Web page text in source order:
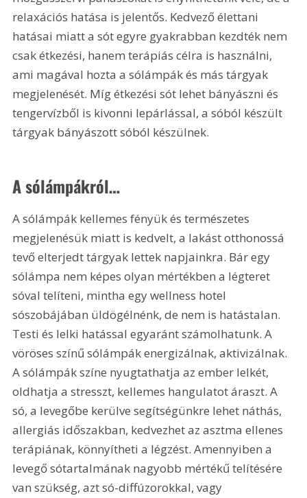
relaxációs hatása is jelentős. Kedvező élettani
hatásai miatt a sót egyre gyakrabban kezdték nem
csak étkezési, hanem terápiás célra is használni,
ami magával hozta a sólámpák és más tárgyak
megjelenését. Míg étkezési sót lehet bányászni és
tengervízből is kivonni lepárlással, a sóból készült
tárgyak bányászott sóból készülnek.
A sólámpákról…
A sólámpák kellemes fényük és természetes
megjelenésük miatt is kedvelt, a lakást otthonossá
tevő elterjedt tárgyak lettek napjainkra. Bár egy
sólámpa nem képes olyan mértékben a légteret
sóval telíteni, mintha egy wellness hotel
sószobájában üldögélnénk, de nem is hatástalan.
Testi és lelki hatással egyaránt számolhatunk. A
vöröses színű sólámpák energizálnak, aktivizálnak.
A sólámpák színe nyugtathatja az ember lelkét,
oldhatja a stresszt, kellemes hangulatot áraszt. A
só, a levegőbe kerülve segítségünkre lehet náthás,
allergiás időszakban, kedvezhet az asztma ellenes
terápiának, könnyítheti a légzést. Amennyiben a
levegő sótartalmának nagyobb mértékű telítésére
van szükség, azt só-diffúzorokkal, vagy